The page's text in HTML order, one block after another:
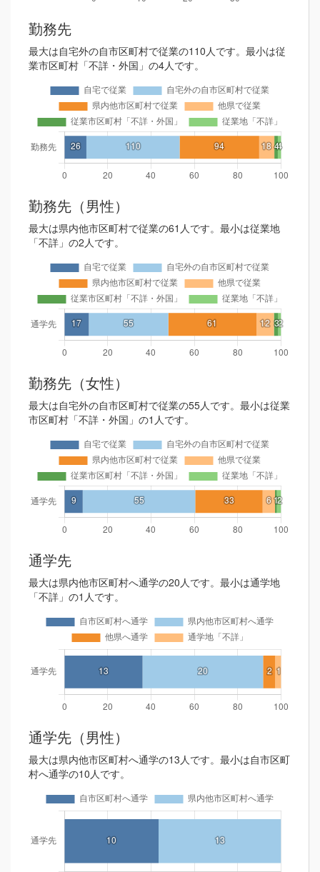
勤務先
最大は自宅外の自市区町村で従業の110人です。最小は従
業市区町村「不詳・外国」の4人です。
勤務先（男性）
最大は県内他市区町村で従業の61人です。最小は従業地
「不詳」の2人です。
勤務先（女性）
最大は自宅外の自市区町村で従業の55人です。最小は従業
市区町村「不詳・外国」の1人です。
通学先
最大は県内他市区町村へ通学の20人です。最小は通学地
「不詳」の1人です。
通学先（男性）
最大は県内他市区町村へ通学の13人です。最小は自市区町
村へ通学の10人です。